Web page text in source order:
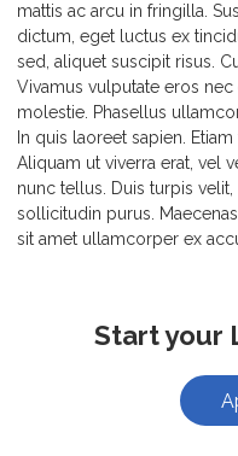
mattis ac arcu in fringilla.
dictum, eget luctus ex
sed, aliquet suscipit risus.
Vivamus vulputate eros
molestie. Phasellus
In quis laoreet sapien.
Aliquam ut viverra erat, vel
nunc tellus. Duis turpis
sollicitudin purus.
sit amet ullamcorper ex
Start your